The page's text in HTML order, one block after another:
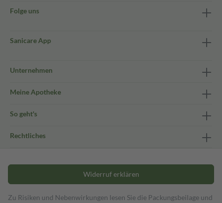
Folge uns
Sanicare App
Unternehmen
Meine Apotheke
So geht's
Rechtliches
Widerruf erklären
Zu Risiken und Nebenwirkungen lesen Sie die Packungsbeilage und